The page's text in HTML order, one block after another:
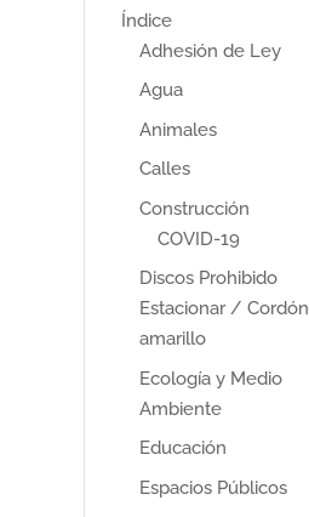
Índice
Adhesión de Ley
Agua
Animales
Calles
Construcción
COVID-19
Discos Prohibido
Estacionar / Cordón
amarillo
Ecología y Medio
Ambiente
Educación
Espacios Públicos